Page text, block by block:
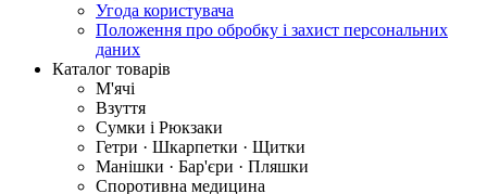
Угода користувача
Положення про обробку і захист персональних
даних
Каталог товарів
М'ячі
Взуття
Сумки і Рюкзаки
Гетри · Шкарпетки · Щитки
Манішки · Бар'єри · Пляшки
Споротивна медицина